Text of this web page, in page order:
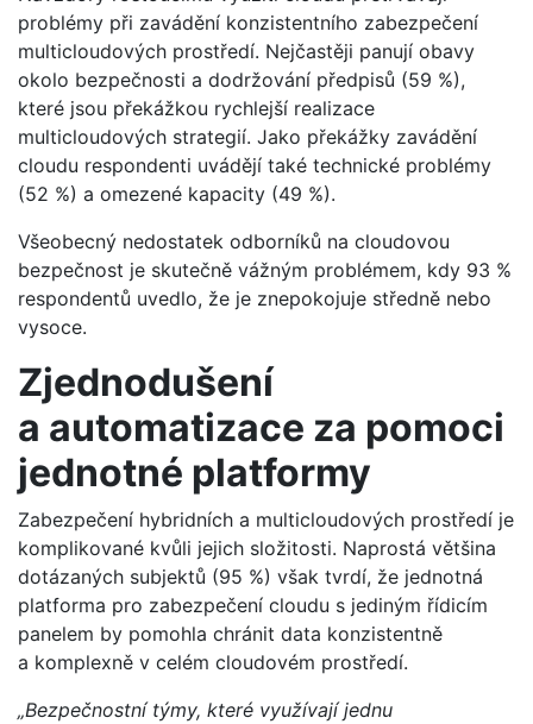
problémy při zavádění konzistentního zabezpečení
multicloudových prostředí. Nejčastěji panují obavy
okolo bezpečnosti a dodržování předpisů (59 %),
které jsou překážkou rychlejší realizace
multicloudových strategií. Jako překážky zavádění
cloudu respondenti uvádějí také technické problémy
(52 %) a omezené kapacity (49 %).
Všeobecný nedostatek odborníků na cloudovou
bezpečnost je skutečně vážným problémem, kdy 93 %
respondentů uvedlo, že je znepokojuje středně nebo
vysoce.
Zjednodušení
a automatizace za pomoci
jednotné platformy
Zabezpečení hybridních a multicloudových prostředí je
komplikované kvůli jejich složitosti. Naprostá většina
dotázaných subjektů (95 %) však tvrdí, že jednotná
platforma pro zabezpečení cloudu s jediným řídicím
panelem by pomohla chránit data konzistentně
a komplexně v celém cloudovém prostředí.
„Bezpečnostní týmy, které využívají jednu